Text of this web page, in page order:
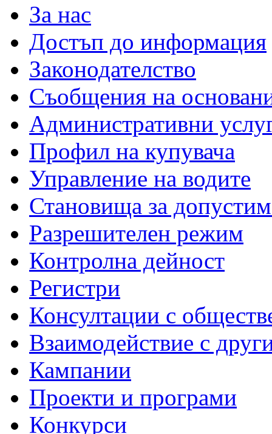
За нас
Достъп до информация
Законодателство
Съобщения на
Административни
Профил на купувача
Управление на водите
Становища за
Разрешителен режим
Контролна дейност
Регистри
Консултации с
Взаимодействие с
Кампании
Проекти и програми
Конкурси